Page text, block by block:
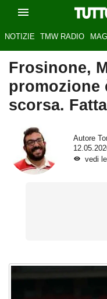
NOTIZIE TMW RADIO
Frosinone,
promozione
scorsa.
Autore
vedi